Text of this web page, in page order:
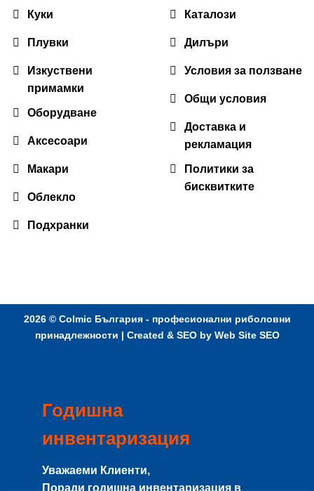
Куки
Плувки
Изкуствени
примамки
Оборудване
Аксесоари
Макари
Облекло
Подхранки
Каталози
Дилъри
Условия за ползване
Общи условия
Доставка и
рекламация
Политики за
бисквитките
2026 © Colmic България - професионални риболовни
принадлежности | Created & SEO by Web Site SEO
Годишна
инвентаризация
Уважаеми Клиенти,
Поради годишна инвентаризация в